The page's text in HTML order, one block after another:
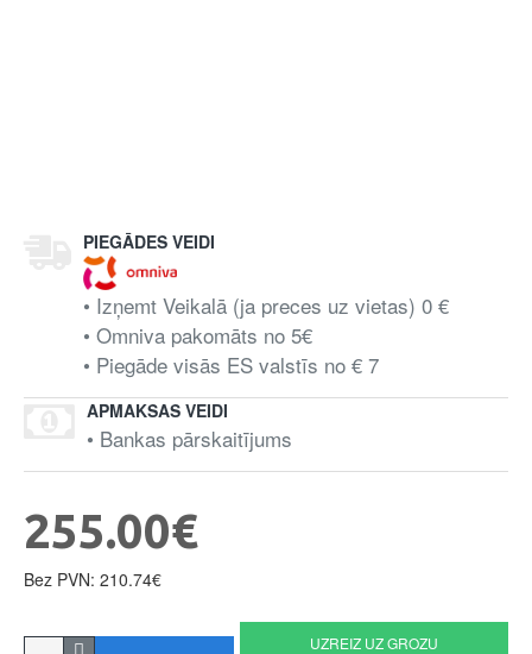
PIEGĀDES VEIDI
• Izņemt Veikalā (ja preces uz vietas) 0 €
• Omniva pakomāts no 5€
• Piegāde visās ES valstīs no € 7
APMAKSAS VEIDI
• Bankas pārskaitījums
255.00€
Bez PVN: 210.74€
UZREIZ UZ GROZU